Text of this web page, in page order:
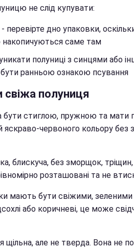
не слід купувати:
- перевірте дно упаковки,
накопичуються саме там
полуниці з синцями або
ранньою ознакою псування
полуниця
бути стиглою, пружною та мати
яскраво-червоного кольору без
блискуча, без зморщок, тріщин,
розташовані та не
мають бути свіжими,
або коричневі, це може
щільна, але не тверда. Вона не